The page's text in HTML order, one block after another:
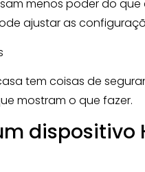
menos poder do
ajustar as
tem coisas de
mostram o que fazer.
dispositivo